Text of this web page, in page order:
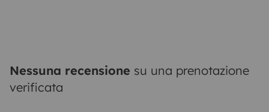
Nessuna recensione su una prenotazione
verificata